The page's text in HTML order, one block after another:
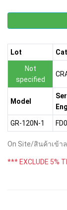
Lot
Not
specified
Model
GR-120N-1
On Site/สินค้าเข้า
*** EXCLUDE 5%